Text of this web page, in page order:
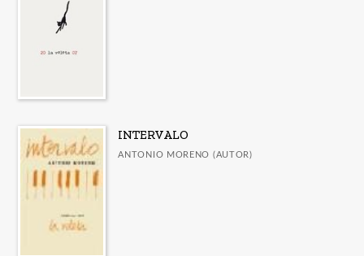
INTERVALO
ANTONIO MORENO (AUTOR)